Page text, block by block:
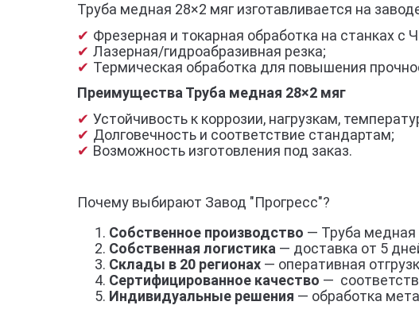
Труба медная 28×2 мяг изготавливается на
Фрезерная и токарная обработка на станках с
Лазерная/гидроабразивная резка;
Термическая обработка для повышения
Преимущества Труба медная 28×2 мяг
Устойчивость к коррозии, нагрузкам,
Долговечность и соответствие стандартам;
Возможность изготовления под заказ.
Почему выбирают Завод "Прогресс"?
Собственное производство — Труба медная
Собственная логистика — доставка от 5
Склады в 20 регионах — оперативная
Сертифицированное качество —
Индивидуальные решения — обработка